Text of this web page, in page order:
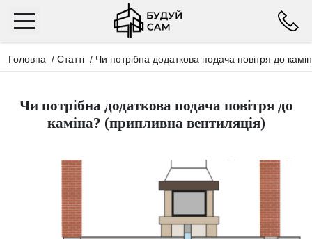
Головна / Статті / Чи потрібна додаткова подача повітря до
Чи потрібна додаткова подача повітря до
каміна? (припливна вентиляція)